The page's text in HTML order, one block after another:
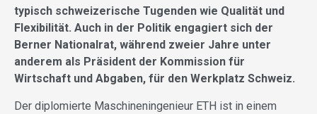
typisch schweizerische Tugenden wie Qualität und
Flexibilität. Auch in der Politik engagiert sich der
Berner Nationalrat, während zweier Jahre unter
anderem als Präsident der Kommission für
Wirtschaft und Abgaben, für den Werkplatz Schweiz.
Der diplomierte Maschineningenieur ETH ist in einem